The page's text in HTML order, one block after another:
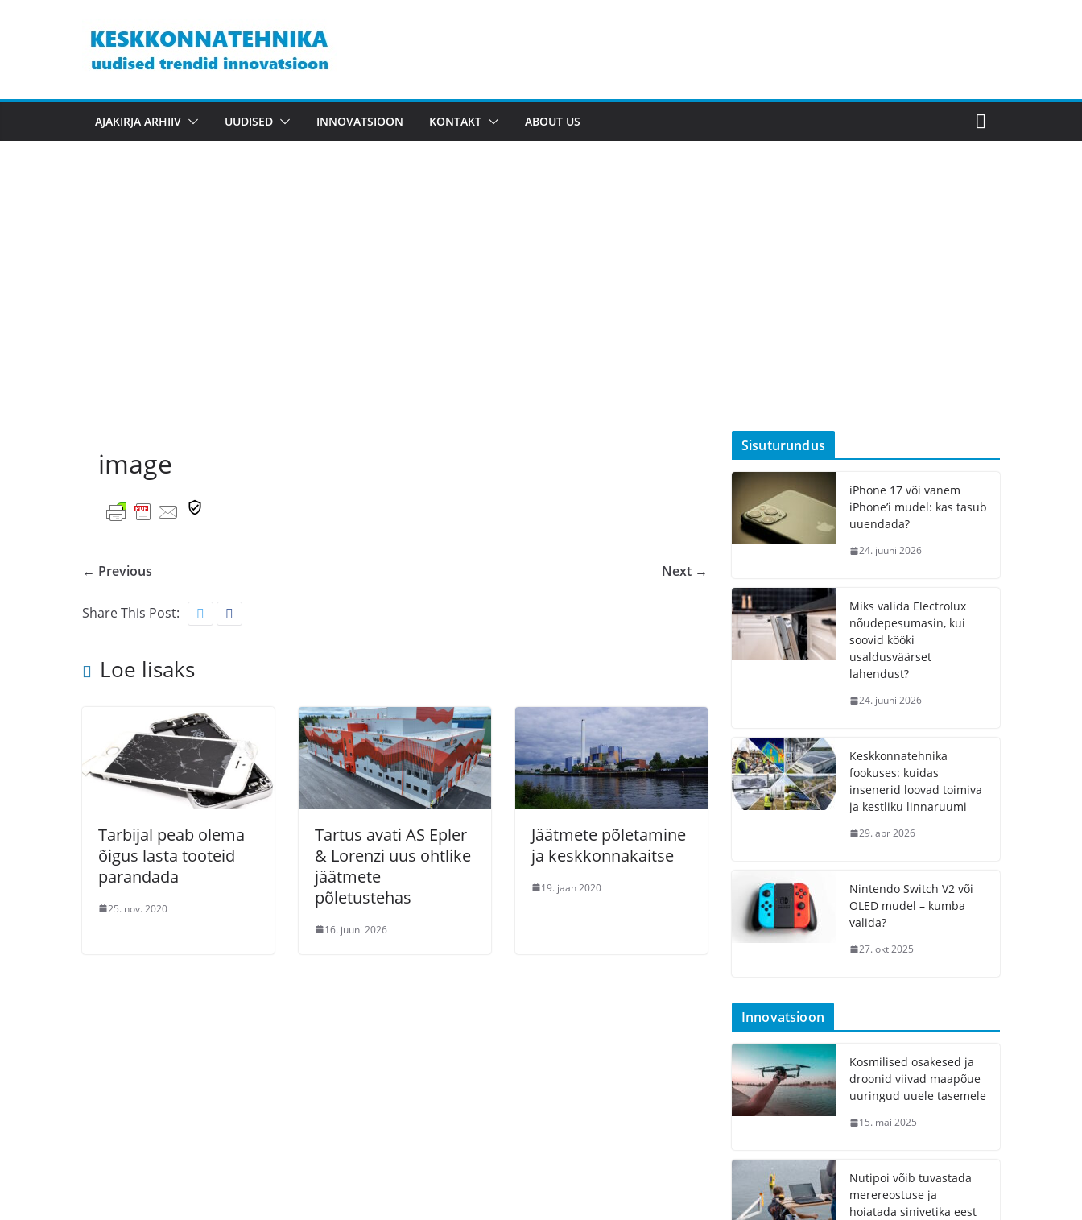
AJAKIRJA ARHIIV UUDISED INNOVATSIOON KONTAKT ABOUT US
image
← Previous Next →
Share This Post:
Loe lisaks
Tarbijal peab olema
õigus lasta tooteid
parandada
25. nov. 2020
Tartus avati AS Epler
& Lorenzi uus ohtlike
jäätmete
põletustehas
16. juuni 2026
Jäätmete põletamine
ja keskkonnakaitse
19. jaan 2020
Sisuturundus
iPhone 17 või vanem
iPhone’i mudel: kas tasub
uuendada?
24. juuni 2026
Miks valida Electrolux
nõudepesumasin, kui
soovid kööki
usaldusväärset
lahendust?
24. juuni 2026
Keskkonnatehnika
fookuses: kuidas
insenerid loovad toimiva
ja kestliku linnaruumi
29. apr 2026
Nintendo Switch V2 või
OLED mudel – kumba
valida?
27. okt 2025
Innovatsioon
Kosmilised osakesed ja
droonid viivad maapõue
uuringud uuele tasemele
15. mai 2025
Nutipoi võib tuvastada
merereostuse ja
hoiatada sinivetika eest